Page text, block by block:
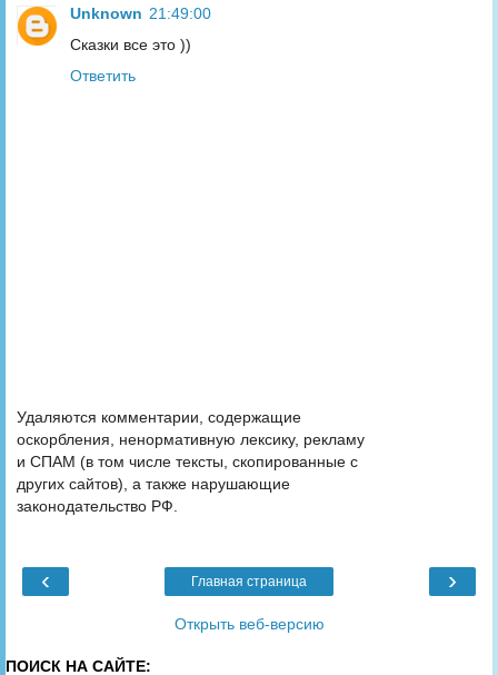
Unknown 21:49:00
Сказки все это ))
Ответить
Удаляются комментарии, содержащие
оскорбления, ненормативную лексику, рекламу
и СПАМ (в том числе тексты, скопированные с
других сайтов), а также нарушающие
законодательство РФ.
‹ ›
Главная страница
Открыть веб-версию
ПОИСК НА САЙТЕ: